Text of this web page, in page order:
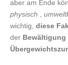
aber am Ende
physisch ,
wichtig, diese
der Bewältigung